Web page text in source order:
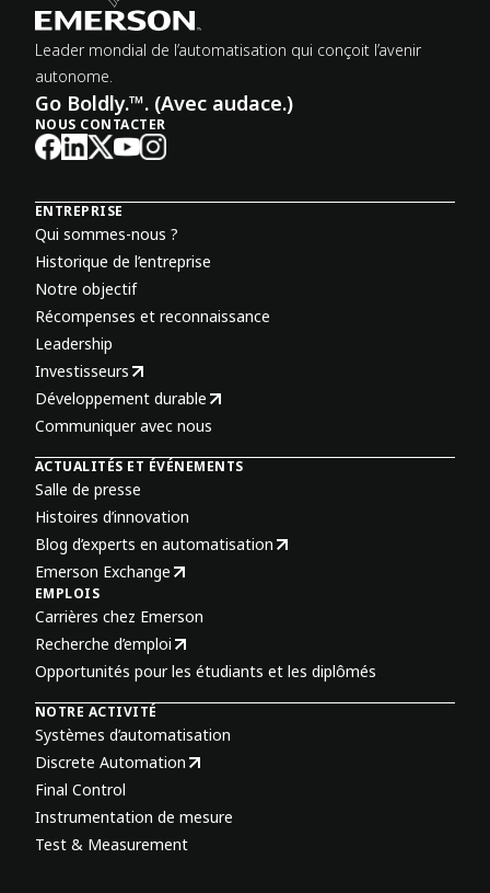
Leader mondial de l’automatisation qui conçoit l’avenir
autonome.
Go Boldly.™. (Avec audace.)
NOUS CONTACTER
ENTREPRISE
Qui sommes-nous ?
Historique de l’entreprise
Notre objectif
Récompenses et reconnaissance
Leadership
Investisseurs
Développement durable
Communiquer avec nous
ACTUALITÉS ET ÉVÉNEMENTS
Salle de presse
Histoires d’innovation
Blog d’experts en automatisation
Emerson Exchange
EMPLOIS
Carrières chez Emerson
Recherche d’emploi
Opportunités pour les étudiants et les diplômés
NOTRE ACTIVITÉ
Systèmes d’automatisation
Discrete Automation
Final Control
Instrumentation de mesure
Test & Measurement